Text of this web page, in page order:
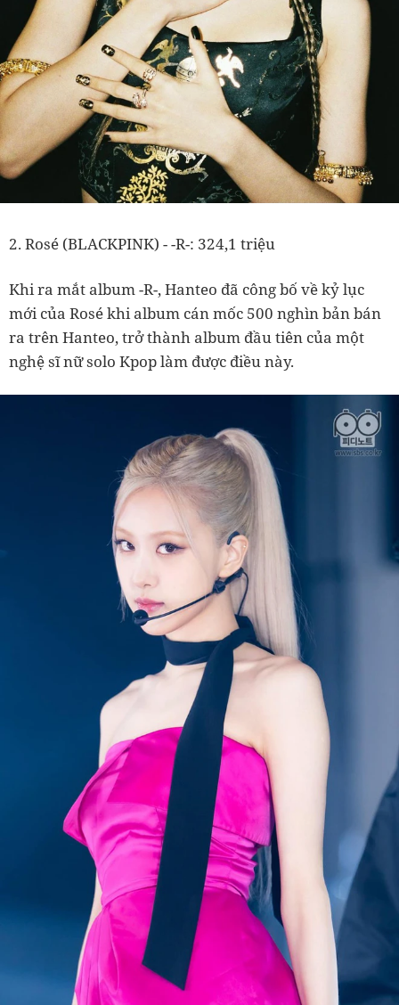
2. Rosé (BLACKPINK) - -R-: 324,1 triệu
Khi ra mắt album -R-, Hanteo đã công bố về kỷ lục
mới của Rosé khi album cán mốc 500 nghìn bản bán
ra trên Hanteo, trở thành album đầu tiên của một
nghệ sĩ nữ solo Kpop làm được điều này.